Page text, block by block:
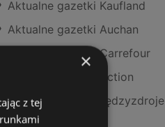
Aktualne gazetki Kaufland
Aktualne gazetki Auchan
Aktualne gazetki Carrefour
Aktualne gazetki Action
Sklepy Netto w Międzyzdroje
×
z tej